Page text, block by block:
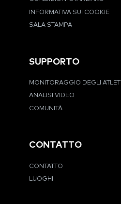
INFORMATIVA SUI COOKIE
SALA STAMPA
SUPPORTO
MONITORAGGIO DEGLI ATLETI
ANALISI VIDEO
COMUNITÀ
CONTATTO
CONTATTO
LUOGHI